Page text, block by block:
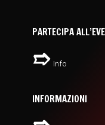
PARTECIPA
Info
INFORMAZIONI